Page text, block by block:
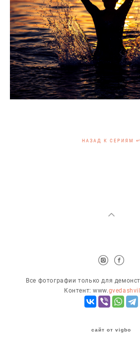
НАЗАД К СЕРИЯМ ↵
Все фотографии только для
Контент: www.
сайт от vigbo